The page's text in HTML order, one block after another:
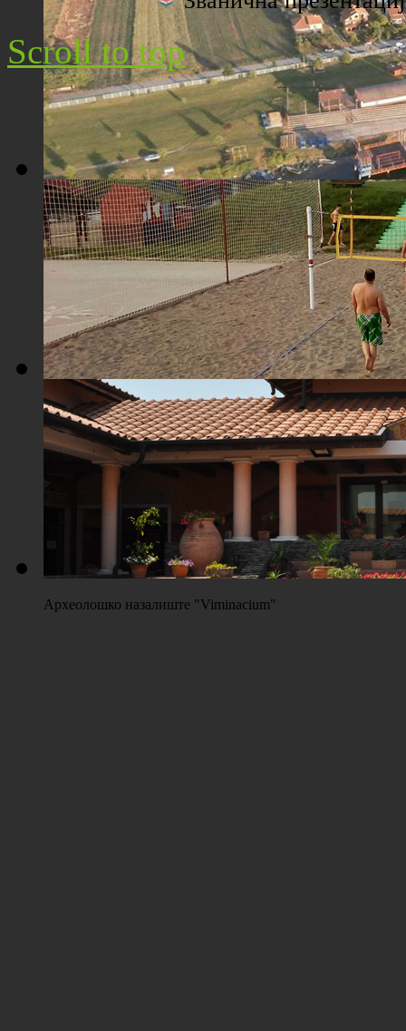
Плажа "Топољар" - Поглед са торња
Плажа "Топољар" - Поглед из ваздуха
Плажа "Топољар" - Терени на песку
Археолошко назалиште "Viminacium"
Scroll to top